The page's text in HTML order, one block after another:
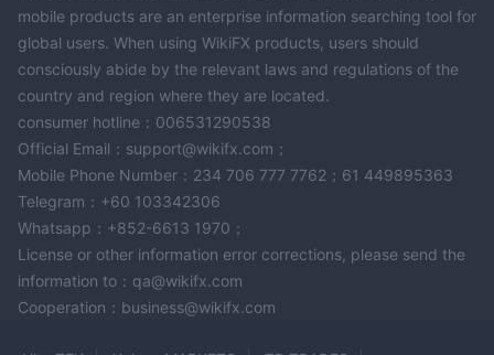
mobile products are an enterprise information searching tool for
global users. When using WikiFX products, users should
consciously abide by the relevant laws and regulations of the
country and region where they are located.
consumer hotline：006531290538
Official Email：support@wikifx.com；
Mobile Phone Number：234 706 777 7762；61 449895363
Telegram：+60 103342306
Whatsapp：+852-6613 1970；
License or other information error corrections, please send the
information to：qa@wikifx.com
Cooperation：business@wikifx.com